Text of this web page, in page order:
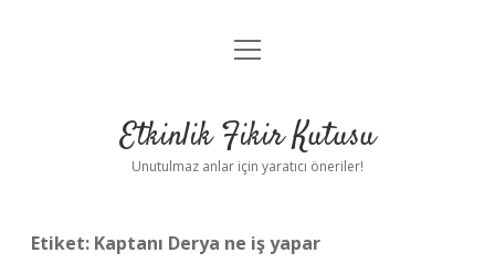
Anasayfa
Yasal Uyarı
menüyü
Etkinlik Fikir Kutusu
Unutulmaz anlar için yaratıcı öneriler!
Etiket: Kaptanı Derya ne iş yapar